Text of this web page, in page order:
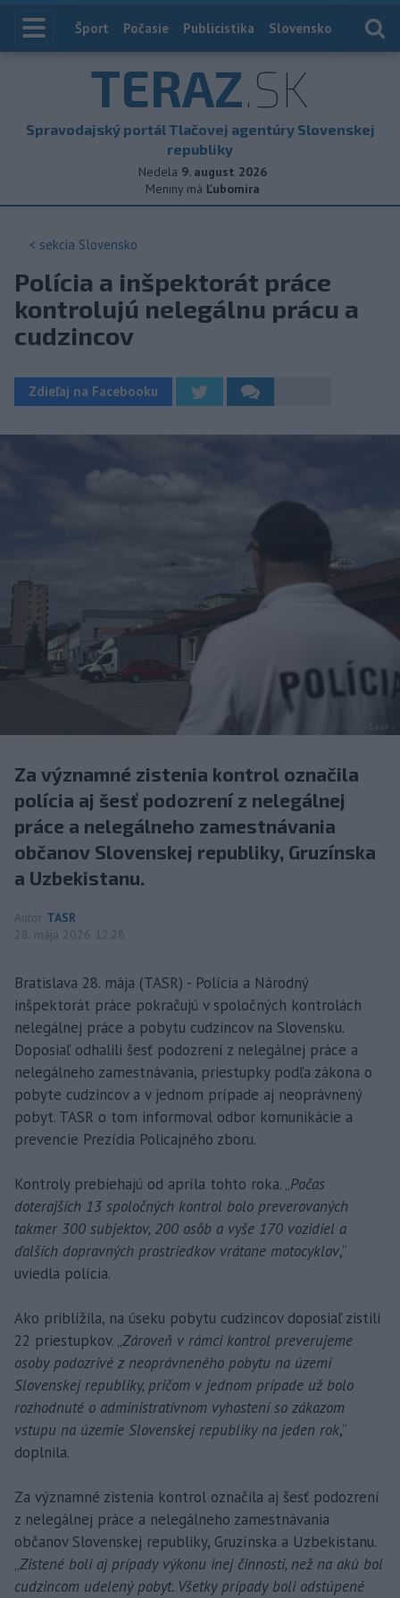
Index
Šport Počasie Publicistika Slovensko
TERAZ.SK
Spravodajský portál Tlačovej agentúry Slovenskej
republiky
Nedela 9. august 2026
Meniny má Ľubomíra
< sekcia Slovensko
Polícia a inšpektorát práce
kontrolujú nelegálnu prácu a
cudzincov
Zdieľaj na Facebooku
Za významné zistenia kontrol označila
polícia aj šesť podozrení z nelegálnej
práce a nelegálneho zamestnávania
občanov Slovenskej republiky, Gruzínska
a Uzbekistanu.
Autor TASR
28. mája 2026 12:28
Bratislava 28. mája (TASR) - Polícia a Národný
inšpektorát práce pokračujú v spoločných kontrolách
nelegálnej práce a pobytu cudzincov na Slovensku.
Doposiaľ odhalili šesť podozrení z nelegálnej práce a
nelegálneho zamestnávania, priestupky podľa zákona o
pobyte cudzincov a v jednom prípade aj neoprávnený
pobyt. TASR o tom informoval odbor komunikácie a
prevencie Prezídia Policajného zboru.
Kontroly prebiehajú od apríla tohto roka. „Počas
doterajších 13 spoločných kontrol bolo preverovaných
takmer 300 subjektov, 200 osôb a vyše 170 vozidiel a
ďalších dopravných prostriedkov vrátane motocyklov,“
uviedla polícia.
Ako priblížila, na úseku pobytu cudzincov doposiaľ zistili
22 priestupkov. „Zároveň v rámci kontrol preverujeme
osoby podozrivé z neoprávneného pobytu na území
Slovenskej republiky, pričom v jednom prípade už bolo
rozhodnuté o administratívnom vyhostení so zákazom
vstupu na územie Slovenskej republiky na jeden rok,“
doplnila.
Za významné zistenia kontrol označila aj šesť podozrení
z nelegálnej práce a nelegálneho zamestnávania
občanov Slovenskej republiky, Gruzínska a Uzbekistanu.
„Zistené boli aj prípady výkonu inej činnosti, než na akú bol
cudzincom udelený pobyt. Všetky prípady boli odstúpené